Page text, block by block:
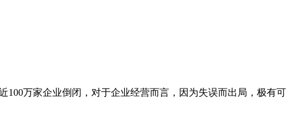
万家企业倒闭，对于企业经营而言，因为失误而出局，极有可